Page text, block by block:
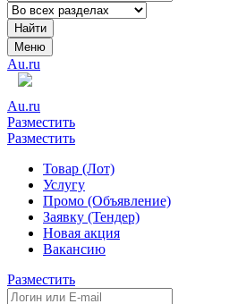
Найти
Меню
Au.ru
Au.ru
Разместить
Разместить
Товар (Лот)
Услугу
Промо (Объявление)
Заявку (Тендер)
Новая акция
Вакансию
Разместить